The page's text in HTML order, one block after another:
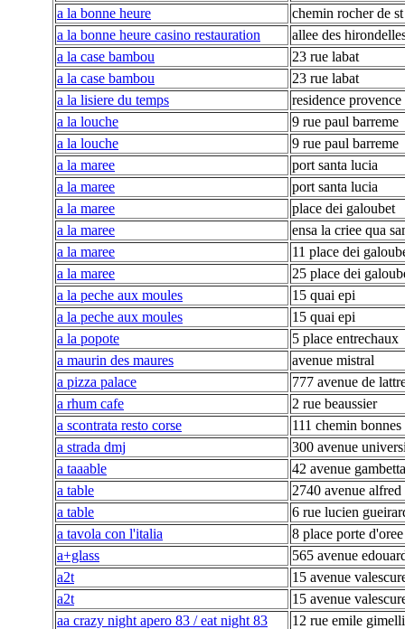
a la bonne heure
chemin rocher de
a la bonne heure casino restauration
allee des
a la case bambou
23 rue labat
a la case bambou
23 rue labat
a la lisiere du temps
residence
a la louche
9 rue paul barreme
a la louche
9 rue paul barreme
a la maree
port santa lucia
a la maree
port santa lucia
a la maree
place dei galoubet
a la maree
ensa la criee qua
a la maree
11 place dei
a la maree
25 place dei
a la peche aux moules
15 quai epi
a la peche aux moules
15 quai epi
a la popote
5 place entrechaux
a maurin des maures
avenue mistral
a pizza palace
777 avenue de
a rhum cafe
2 rue beaussier
a scontrata resto corse
111 chemin bonnes
a strada dmj
300 avenue
a taaable
42 avenue gambetta
a table
2740 avenue alfred
a table
6 rue lucien
a tavola con l'italia
8 place porte d'oree
a+glass
565 avenue
a2t
15 avenue
a2t
15 avenue
aa crazy night apero 83 / eat night 83
12 rue emile gimelli